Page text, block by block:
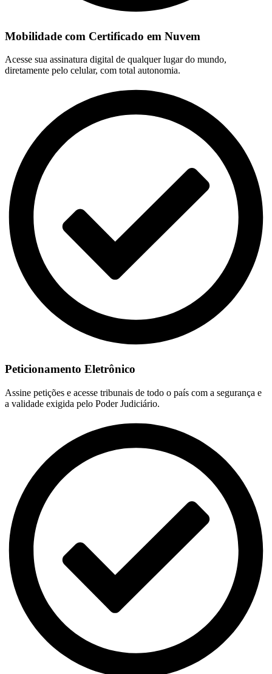
Mobilidade com Certificado em Nuvem
Acesse sua assinatura digital de qualquer lugar do mundo,
diretamente pelo celular, com total autonomia.
Peticionamento Eletrônico
Assine petições e acesse tribunais de todo o país com a segurança e
a validade exigida pelo Poder Judiciário.